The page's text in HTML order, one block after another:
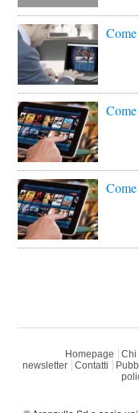
Homepage Chi
newsletter
Contatti